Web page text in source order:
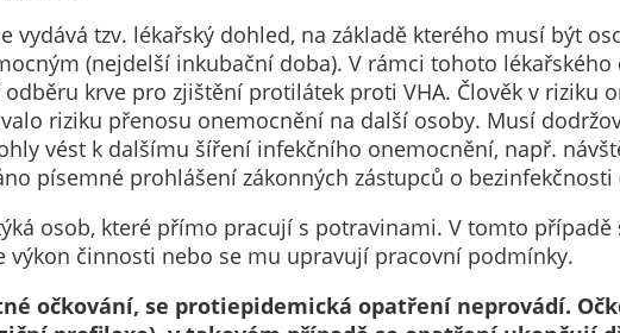
vydává tzv. lékařský dohled, na základě kterého musí být
(nejdelší inkubační doba). V rámci tohoto
krve pro zjištění protilátek proti VHA. Člověk v riziku
riziku přenosu onemocnění na další osoby. Musí
vést k dalšímu šíření infekčního onemocnění, např.
písemné prohlášení zákonných zástupců o
osob, které přímo pracují s potravinami. V tomto případě
výkon činnosti nebo se mu upravují pracovní podmínky.
očkování, se protiepidemická opatření neprovádí.
použití
identifikátorů,
které ukazují
na konkrétní
uživatelé
našeho webu.
vypnete
používání
analytických
cookies ve